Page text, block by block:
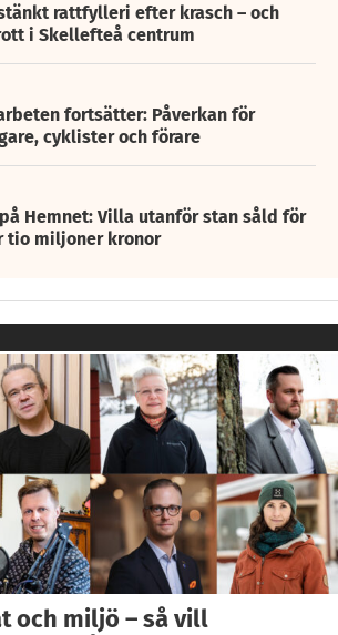
rattfylleri efter krasch – och
i Skellefteå centrum
fortsätter: Påverkan för
cyklister och förare
Hemnet: Villa utanför stan såld för
tio miljoner kronor
och miljö – så vill